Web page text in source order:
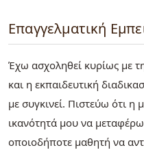
Επαγγελματική
Έχω ασχοληθεί κυρίως με
και η εκπαιδευτική
με συγκινεί. Πιστεύω ότι η
ικανότητά μου να
οποιοδήποτε μαθητή να